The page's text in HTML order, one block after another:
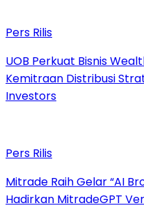
Pers Rilis
UOB Perkuat Bisnis
Kemitraan Distribusi
Investors
Pers Rilis
Mitrade Raih Gelar “AI
Hadirkan MitradeGPT